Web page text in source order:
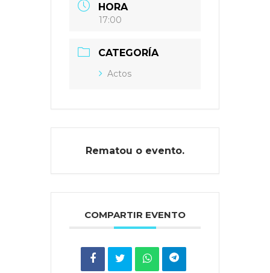
HORA
17:00
CATEGORÍA
Actos
Rematou o evento.
COMPARTIR EVENTO